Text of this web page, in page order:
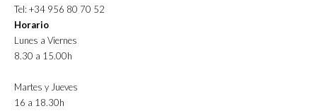
Tel: +34 956 80 70 52
Horario
Lunes a Viernes
8.30 a 15.00h
Martes y Jueves
16 a 18.30h